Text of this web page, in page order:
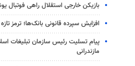
بازیکن خارجی استقلال راهی فوتبال
افزایش سپرده قانونی بانک‌ها؛ ترمز
پیام تسلیت رئیس سازمان تبلیغات
مازندرانی